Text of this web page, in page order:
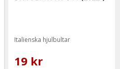
Italienska hjulbultar
19 kr